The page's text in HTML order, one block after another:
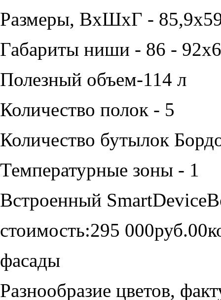
Размеры, ВxШxГ -
Габариты ниши - 86 -
Полезный объем-114 л
Количество полок - 5
Количество бутылок
Температурные зоны - 1
Встроенный
стоимость:295
фасады
Разнообразие цветов,